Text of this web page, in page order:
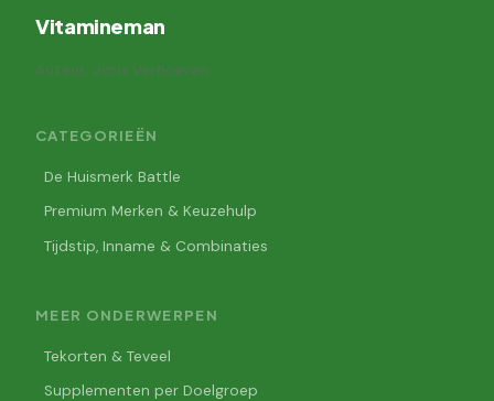
Vitamineman
Auteur: Joris Verhoeven
CATEGORIEËN
De Huismerk Battle
Premium Merken & Keuzehulp
Tijdstip, Inname & Combinaties
MEER ONDERWERPEN
Tekorten & Teveel
Supplementen per Doelgroep